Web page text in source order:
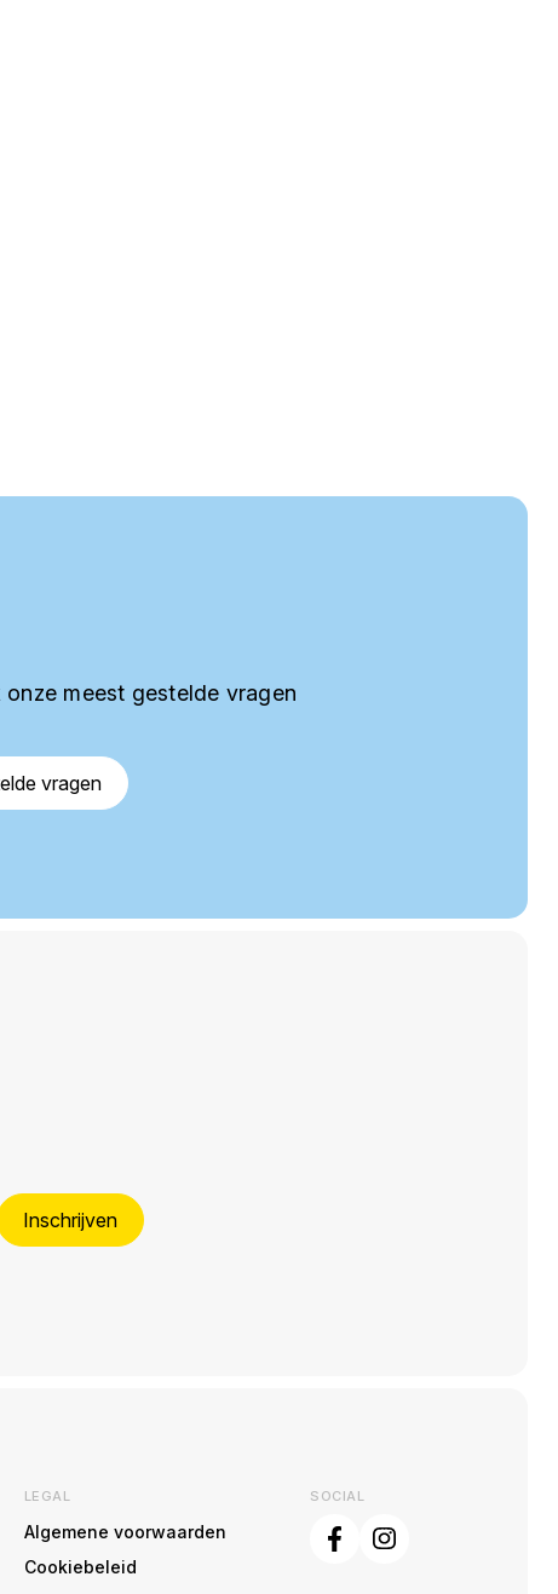
meest gestelde vragen
vragen
Inschrijven
LEGAL
Algemene voorwaarden
Cookiebeleid
SOCIAL